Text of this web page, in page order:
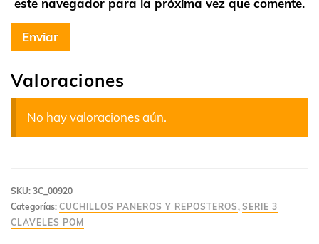
Valoraciones
No hay valoraciones aún.
este navegador para la próxima vez que comente.
SKU: 3C_00920
Categorías: CUCHILLOS PANEROS Y REPOSTEROS, SERIE 3
CLAVELES POM